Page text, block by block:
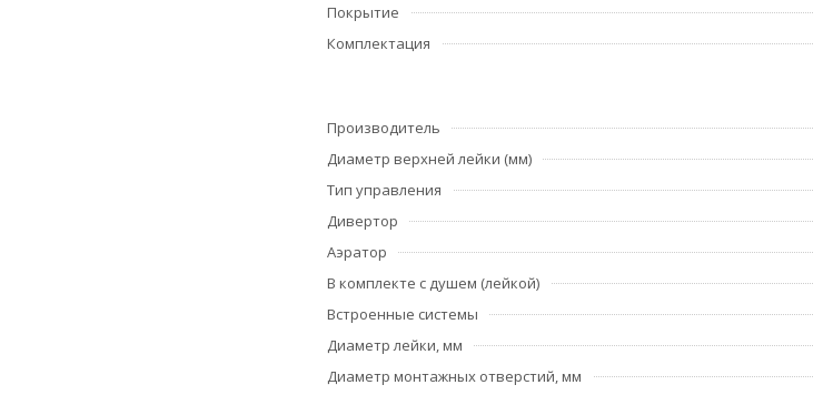
Покрытие
Комплектация
Производитель
Диаметр верхней лейки (мм)
Тип управления
Дивертор
Аэратор
В комплекте с душем (лейкой)
Встроенные системы
Диаметр лейки, мм
Диаметр монтажных отверстий, мм